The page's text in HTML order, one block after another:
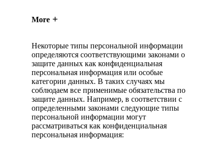
More
Некоторые типы персональной информации
определяются соответствующими законами о
защите данных как конфиденциальная
персональная информация или особые
категории данных. В таких случаях мы
соблюдаем все применимые обязательства по
защите данных. Например, в соответствии с
определенными законами следующие типы
персональной информации могут
рассматриваться как конфиденциальная
персональная информация: